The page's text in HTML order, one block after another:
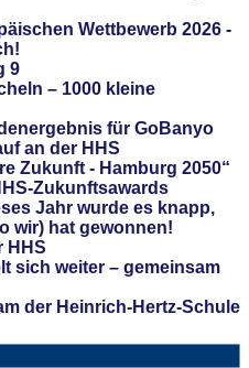
Wettbewerb 2026 -
9
– 1000 kleine
für GoBanyo
an der HHS
Zukunft - Hamburg 2050“
Zukunftsawards
Jahr wurde es knapp,
wir) hat gewonnen!
HHS
sich weiter – gemeinsam
der Heinrich-Hertz-Schule